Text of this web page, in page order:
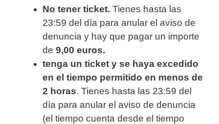
No tener ticket. Tienes hasta las
23:59 del día para anular el aviso de
denuncia y hay que pagar un importe
de 9,00 euros.
tenga un ticket y se haya excedido
en el tiempo permitido en menos de
2 horas. Tienes hasta las 23:59 del
día para anular el aviso de denuncia
(el tiempo cuenta desde el tiempo